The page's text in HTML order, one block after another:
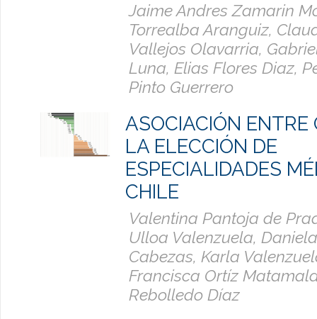
Jaime Andres Zamarin
Torrealba Aranguiz,
Vallejos Olavarria,
Luna, Elias Flores Diaz,
Pinto Guerrero
ASOCIACIÓN ENTRE
LA ELECCIÓN DE
ESPECIALIDADES
CHILE
Valentina Pantoja de
Ulloa Valenzuela,
Cabezas, Karla
Francisca Ortíz
Rebolledo Díaz